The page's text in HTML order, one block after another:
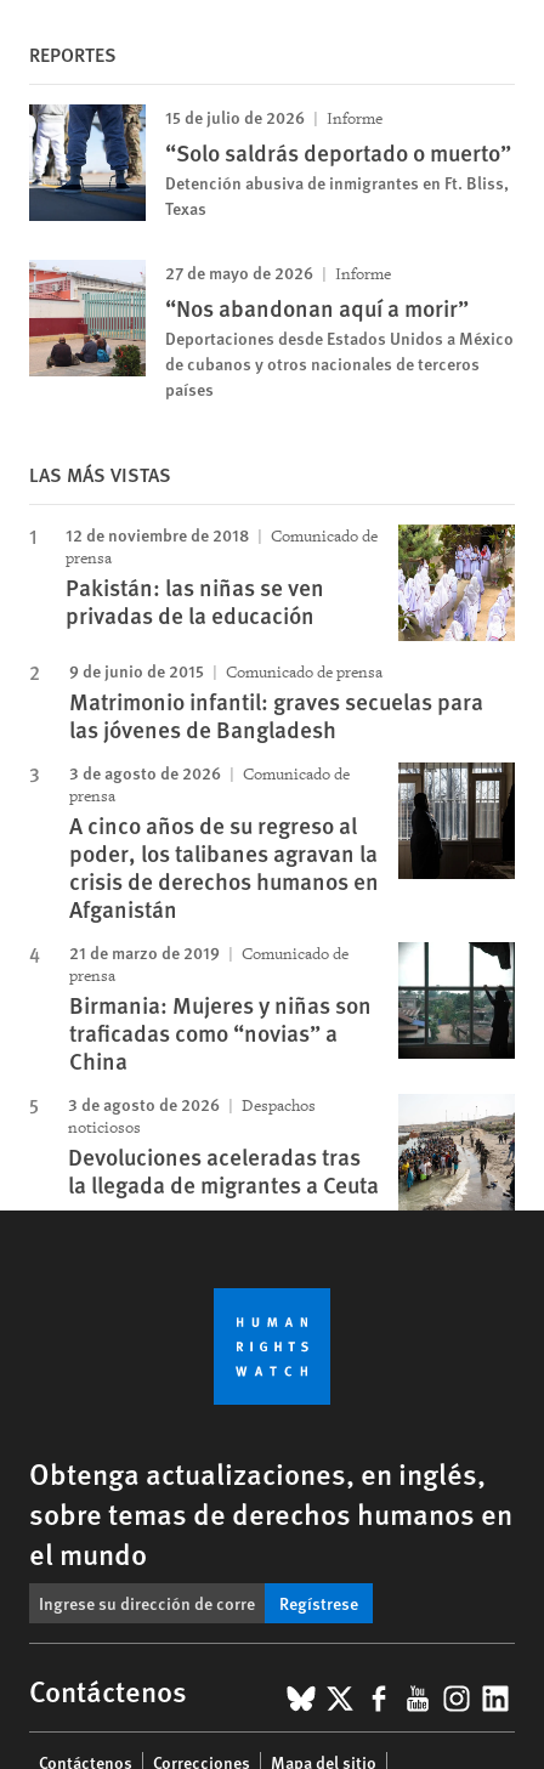
REPORTES
15 de julio de 2026 Informe
“Solo saldrás deportado o muerto”
Detención abusiva de inmigrantes en Ft. Bliss,
Texas
27 de mayo de 2026 Informe
“Nos abandonan aquí a morir”
Deportaciones desde Estados Unidos a México
de cubanos y otros nacionales de terceros
países
LAS MÁS VISTAS
12 de noviembre de 2018
Comunicado de
prensa
Pakistán: las niñas se ven
privadas de la educación
9 de junio de 2015 Comunicado de prensa
Matrimonio infantil: graves secuelas para
las jóvenes de Bangladesh
3 de agosto de 2026
Comunicado de
prensa
A cinco años de su regreso al
poder, los talibanes agravan la
crisis de derechos humanos en
Afganistán
21 de marzo de 2019
Comunicado de
prensa
Birmania: Mujeres y niñas son
traficadas como “novias” a
China
3 de agosto de 2026
Despachos
noticiosos
Devoluciones aceleradas tras
la llegada de migrantes a Ceuta
Obtenga actualizaciones, en inglés,
sobre temas de derechos humanos en
el mundo
Regístrese
Contáctenos BlueSky
X Facebook
YouTube
Contáctenos Correcciones Mapa del sitio